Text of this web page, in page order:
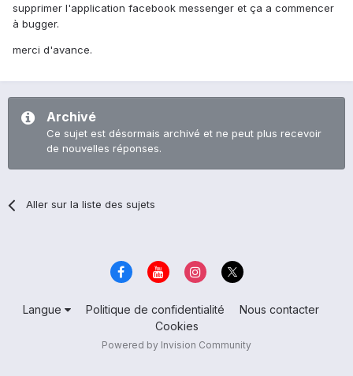
supprimer l'application facebook messenger et ça a commencer
à bugger.
merci d'avance.
Archivé
Ce sujet est désormais archivé et ne peut plus recevoir
de nouvelles réponses.
Aller sur la liste des sujets
Langue Politique de confidentialité
Nous contacter
Cookies
Powered by Invision Community